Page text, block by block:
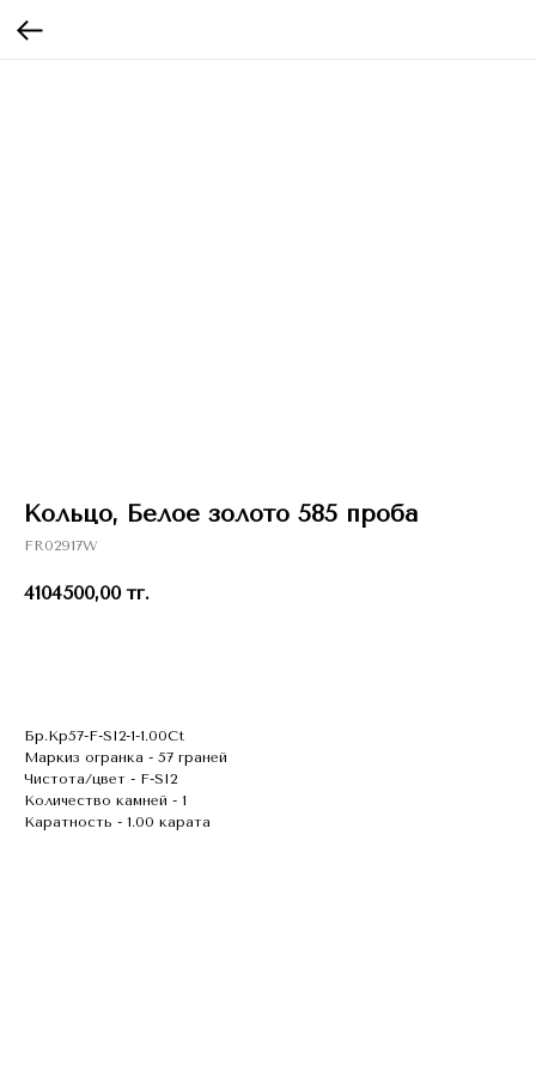
Кольцо, Белое золото 585 проба
FR02917W
4104500,00 тг.
Бр.Кр57-F-SI2-1-1.00Ct
Маркиз огранка - 57 граней
Чистота/цвет - F-SI2
Количество камней - 1
Каратность - 1.00 карата